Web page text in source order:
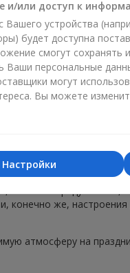
год появляются
не только радуют
конечно же,
атмосферу на
и/или доступ к
Вашего устройства
будет доступна
смогут
Ваши персональные
могут
Вы можете
Настройки